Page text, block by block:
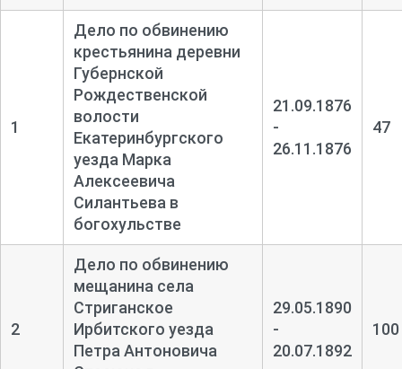
1
Дело по обвинению
крестьянина деревни
Губернской
Рождественской
волости
Екатеринбургского
уезда Марка
Алексеевича
Силантьева в
богохульстве
21.09.1876
-
26.11.1876
47
2
Дело по обвинению
мещанина села
Стриганское
Ирбитского уезда
Петра Антоновича
29.05.1890
-
20.07.1892
100